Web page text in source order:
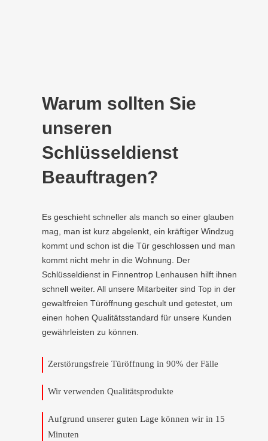
Warum sollten Sie
unseren
Schlüsseldienst
Beauftragen?
Es geschieht schneller als manch so einer glauben
mag, man ist kurz abgelenkt, ein kräftiger Windzug
kommt und schon ist die Tür geschlossen und man
kommt nicht mehr in die Wohnung. Der
Schlüsseldienst in Finnentrop Lenhausen hilft ihnen
schnell weiter. All unsere Mitarbeiter sind Top in der
gewaltfreien Türöffnung geschult und getestet, um
einen hohen Qualitätsstandard für unsere Kunden
gewährleisten zu können.
Zerstörungsfreie Türöffnung in 90% der Fälle
Wir verwenden Qualitätsprodukte
Aufgrund unserer guten Lage können wir in 15
Minuten